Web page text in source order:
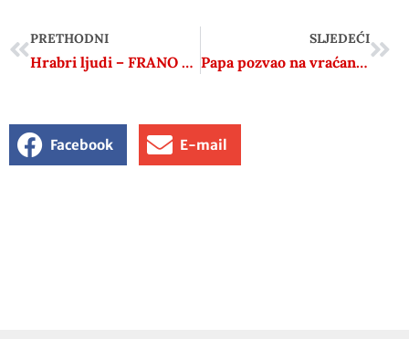
PRETHODNI
Hrabri ljudi – FRANO MASNIĆ
SLJEDEĆI
Papa pozvao na vraćanje dostojanstva radu: “Čovjek je gospodar, a ne rob rada”
Facebook E-mail